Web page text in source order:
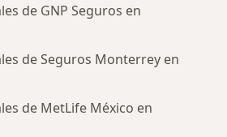
de GNP Seguros en
de Seguros Monterrey en
de MetLife México en